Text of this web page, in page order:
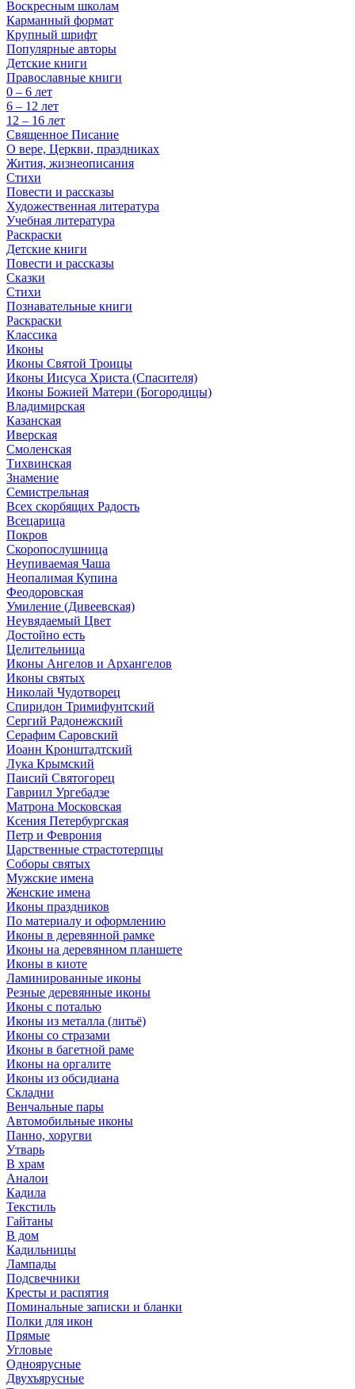
Воскресным школам
Карманный формат
Крупный шрифт
Популярные авторы
Детские книги
Православные книги
0 – 6 лет
6 – 12 лет
12 – 16 лет
Священное Писание
О вере, Церкви, праздниках
Жития, жизнеописания
Стихи
Повести и рассказы
Художественная литература
Учебная литература
Раскраски
Детские книги
Повести и рассказы
Сказки
Стихи
Познавательные книги
Раскраски
Классика
Иконы
Иконы Святой Троицы
Иконы Иисуса Христа (Спасителя)
Иконы Божией Матери (Богородицы)
Владимирская
Казанская
Иверская
Смоленская
Тихвинская
Знамение
Семистрельная
Всех скорбящих Радость
Всецарица
Покров
Скоропослушница
Неупиваемая Чаша
Неопалимая Купина
Феодоровская
Умиление (Дивеевская)
Неувядаемый Цвет
Достойно есть
Целительница
Иконы Ангелов и Архангелов
Иконы святых
Николай Чудотворец
Спиридон Тримифунтский
Сергий Радонежский
Серафим Саровский
Иоанн Кронштадтский
Лука Крымский
Паисий Святогорец
Гавриил Ургебадзе
Матрона Московская
Ксения Петербургская
Петр и Феврония
Царственные страстотерпцы
Соборы святых
Мужские имена
Женские имена
Иконы праздников
По материалу и оформлению
Иконы в деревянной рамке
Иконы на деревянном планшете
Иконы в киоте
Ламинированные иконы
Резные деревянные иконы
Иконы с поталью
Иконы из металла (литьё)
Иконы со стразами
Иконы в багетной раме
Иконы на оргалите
Иконы из обсидиана
Складни
Венчальные пары
Автомобильные иконы
Панно, хоругви
Утварь
В храм
Аналои
Кадила
Текстиль
Гайтаны
В дом
Кадильницы
Лампады
Подсвечники
Кресты и распятия
Поминальные записки и бланки
Полки для икон
Прямые
Угловые
Одноярусные
Двухъярусные